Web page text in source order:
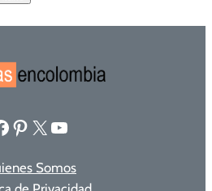
Pinterest X YouTube
Somos